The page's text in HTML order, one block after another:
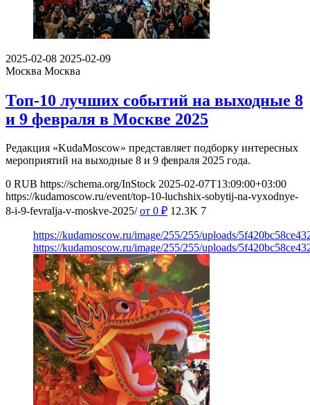
2025-02-08 2025-02-09
Москва Москва
Топ-10 лучших событий на выходные 8
и 9 февраля в Москве 2025
Редакция «KudaMoscow» представляет подборку интересных
мероприятий на выходные 8 и 9 февраля 2025 года.
0 RUB https://schema.org/InStock 2025-02-07T13:09:00+03:00
https://kudamoscow.ru/event/top-10-luchshix-sobytij-na-vyxodnye-
8-i-9-fevralja-v-moskve-2025/ от 0 ₽ 12.3K 7
https://kudamoscow.ru/image/255/255/uploads/
https://kudamoscow.ru/image/255/255/uploads/